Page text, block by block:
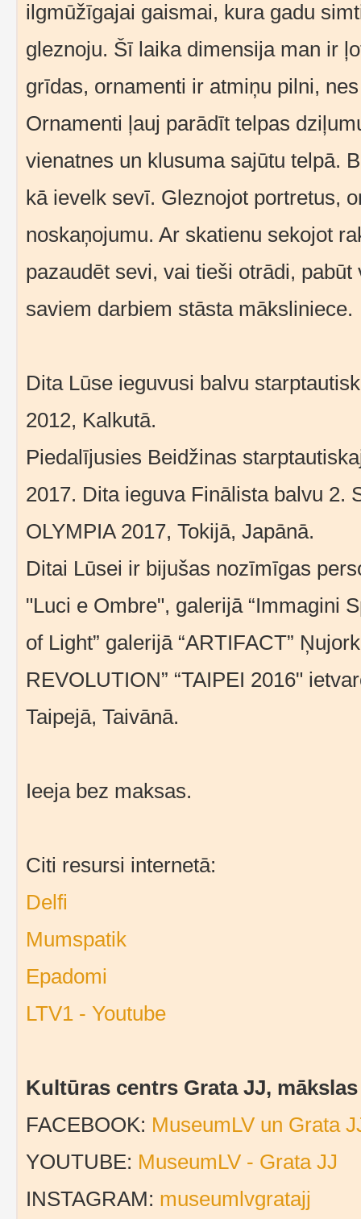
ilgmūžīgajai gaismai, kura gadu
gleznoju. Šī laika dimensija man ir
grīdas, ornamenti ir atmiņu pilni,
Ornamenti ļauj parādīt telpas
vienatnes un klusuma sajūtu telpā.
kā ievelk sevī. Gleznojot portretus,
noskaņojumu. Ar skatienu sekojot
pazaudēt sevi, vai tieši otrādi,
saviem darbiem stāsta māksliniece.
Dita Lūse ieguvusi balvu
2012, Kalkutā.
Piedalījusies Beidžinas
2017. Dita ieguva Finālista balvu 2.
OLYMPIA 2017, Tokijā, Japānā.
Ditai Lūsei ir bijušas nozīmīgas
"Luci e Ombre", galerijā “Immagini
of Light” galerijā “ARTIFACT”
REVOLUTION” “TAIPEI 2016"
Taipejā, Taivānā.
Ieeja bez maksas.
Citi resursi internetā:
Delfi
Mumspatik
Epadomi
LTV1 - Youtube
Kultūras centrs Grata JJ,
FACEBOOK: MuseumLV un Grata
YOUTUBE: MuseumLV - Grata JJ
INSTAGRAM: museumlvgratajj